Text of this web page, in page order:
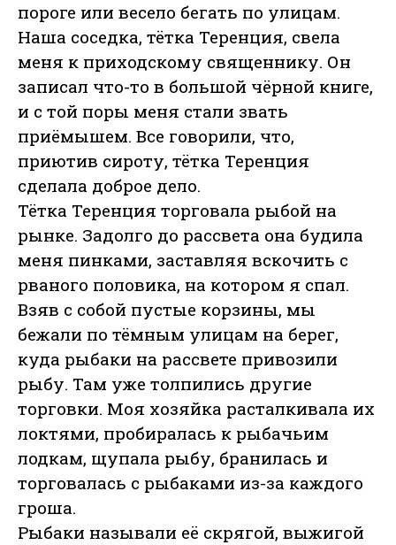
пороге или весело бегать по улицам.
Наша соседка, тётка Теренция, свела
меня к приходскому священнику. Он
записал что-то в большой чёрной книге,
и с той поры меня стали звать
приёмышем. Все говорили, что,
приютив сироту, тётка Теренция
сделала доброе дело.
Тётка Теренция торговала рыбой на
рынке. Задолго до рассвета она будила
меня пинками, заставляя вскочить с
рваного половика, на котором я спал.
Взяв с собой пустые корзины, мы
бежали по тёмным улицам на берег,
куда рыбаки на рассвете привозили
рыбу. Там уже толпились другие
торговки. Моя хозяйка расталкивала их
локтями, пробиралась к рыбачьим
лодкам, щупала рыбу, бранилась и
торговалась с рыбаками из-за каждого
гроша.
Рыбаки называли её скрягой, выжигой